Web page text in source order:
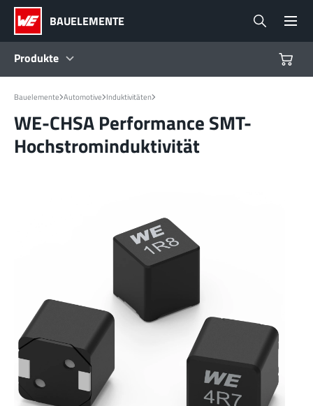
BAUELEMENTE
Produkte
Produkte
Referenzdesigns
Bauelemente Automotive Induktivitäten
WE-CHSA Performance SMT-
Hochstrominduktivität